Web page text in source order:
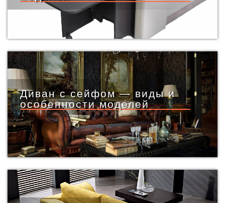
Диван с сейфом — виды и
особенности моделей